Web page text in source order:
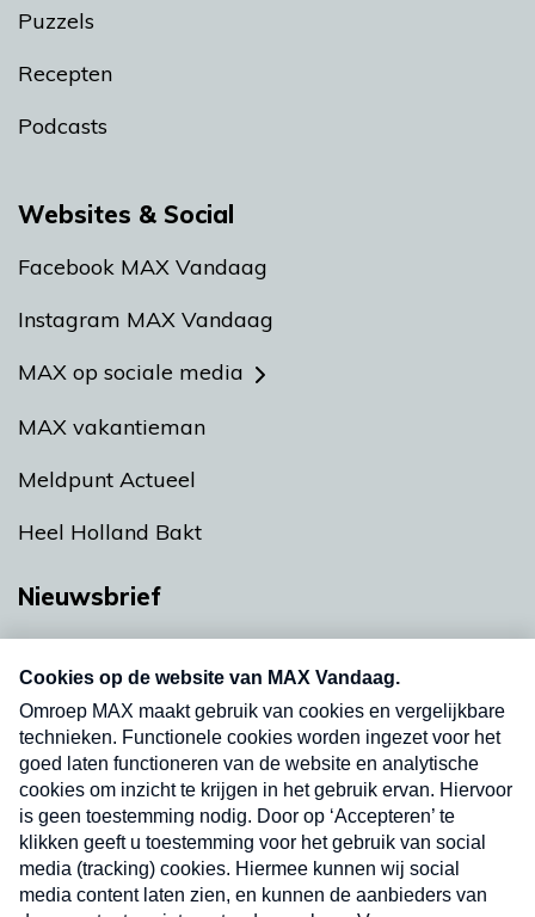
Puzzels
Recepten
Podcasts
Websites & Social
Facebook MAX Vandaag
Instagram MAX Vandaag
MAX op sociale media
MAX vakantieman
Meldpunt Actueel
Heel Holland Bakt
Nieuwsbrief
nieuwsbrief. Elke vrijdag- en dinsdagochtend in
uw mailbox.
Verzend